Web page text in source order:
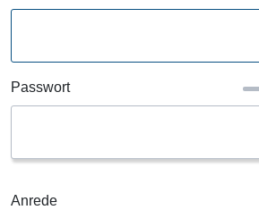
Passwort
Anrede